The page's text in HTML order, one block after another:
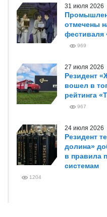
31 июля 2026
отмечены
фестиваля
969
27 июля 2026
Резидент
вошел в
рейтинга
967
24 июля 2026
Резидент
долина»
в правила
системам
1204